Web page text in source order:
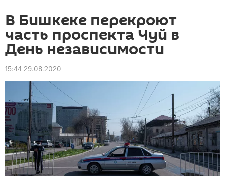
В Бишкеке перекроют
часть проспекта Чуй в
День независимости
15:44 29.08.2020